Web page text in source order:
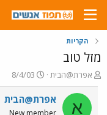
הקריות
מזל טוב
פ
ו
ת
ח
אפרת@הבית
פ
ו
ר
ס
8/4/03
א אפרת@הבית
New member